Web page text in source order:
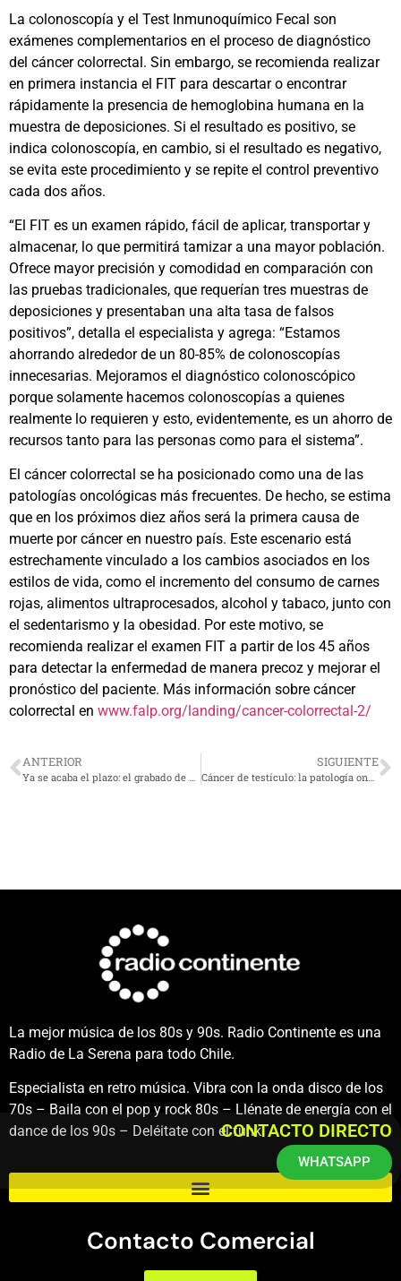
La colonoscopía y el Test Inmunoquímico Fecal son
exámenes complementarios en el proceso de diagnóstico
del cáncer colorrectal. Sin embargo, se recomienda realizar
en primera instancia el FIT para descartar o encontrar
rápidamente la presencia de hemoglobina humana en la
muestra de deposiciones. Si el resultado es positivo, se
indica colonoscopía, en cambio, si el resultado es negativo,
se evita este procedimiento y se repite el control preventivo
cada dos años.
“El FIT es un examen rápido, fácil de aplicar, transportar y
almacenar, lo que permitirá tamizar a una mayor población.
Ofrece mayor precisión y comodidad en comparación con
las pruebas tradicionales, que requerían tres muestras de
deposiciones y presentaban una alta tasa de falsos
positivos”, detalla el especialista y agrega: “Estamos
ahorrando alrededor de un 80-85% de colonoscopías
innecesarias. Mejoramos el diagnóstico colonoscópico
porque solamente hacemos colonoscopías a quienes
realmente lo requieren y esto, evidentemente, es un ahorro de
recursos tanto para las personas como para el sistema”.
El cáncer colorrectal se ha posicionado como una de las
patologías oncológicas más frecuentes. De hecho, se estima
que en los próximos diez años será la primera causa de
muerte por cáncer en nuestro país. Este escenario está
estrechamente vinculado a los cambios asociados en los
estilos de vida, como el incremento del consumo de carnes
rojas, alimentos ultraprocesados, alcohol y tabaco, junto con
el sedentarismo y la obesidad. Por este motivo, se
recomienda realizar el examen FIT a partir de los 45 años
para detectar la enfermedad de manera precoz y mejorar el
pronóstico del paciente. Más información sobre cáncer
colorrectal en www.falp.org/landing/cancer-colorrectal-2/
ANTERIOR SIGUIENTE
La mejor música de los 80s y 90s. Radio Continente es una
Radio de La Serena para todo Chile.
Especialista en retro música. Vibra con la onda disco de los
70s – Baila con el pop y rock 80s – Llénate de energía con el
dance de los 90s – Deléitate con el funk.
Contacto Comercial
CONTACTO DIRECTO
WHATSAPP